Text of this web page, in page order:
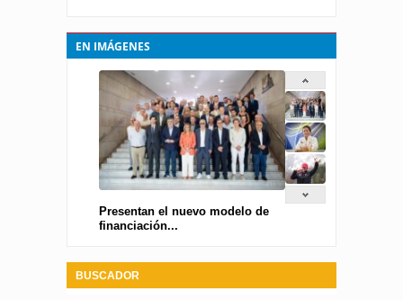
EN IMÁGENES
Presentan el nuevo modelo de
financiación...
BUSCADOR